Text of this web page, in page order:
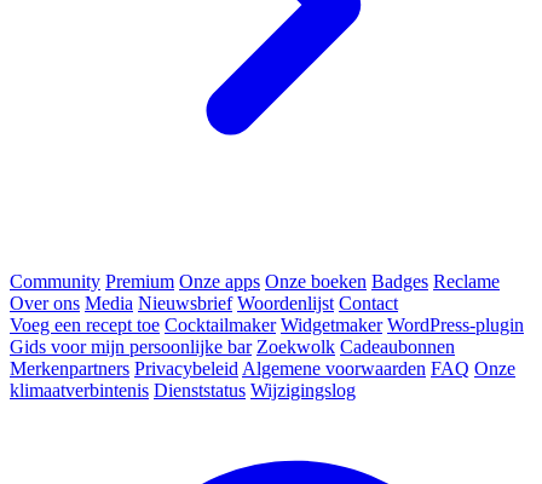
Community Premium Onze apps Onze boeken Badges Reclame
Over ons Media Nieuwsbrief Woordenlijst Contact
Voeg een recept toe Cocktailmaker Widgetmaker WordPress-plugin
Gids voor mijn persoonlijke bar Zoekwolk Cadeaubonnen
Merkenpartners Privacybeleid Algemene voorwaarden FAQ Onze
klimaatverbintenis Dienststatus Wijzigingslog